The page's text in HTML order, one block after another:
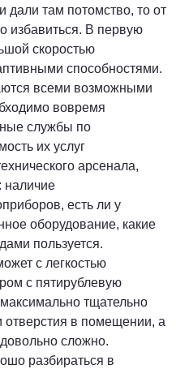
дали там потомство, то от
избавиться. В первую
скоростью
способностями.
всеми возможными
вовремя
службы по
их услуг
арсенала,
наличие
есть ли у
оборудование, какие
пользуется.
с легкостью
с пятирублевую
тщательно
в помещении, а
сложно.
разбираться в